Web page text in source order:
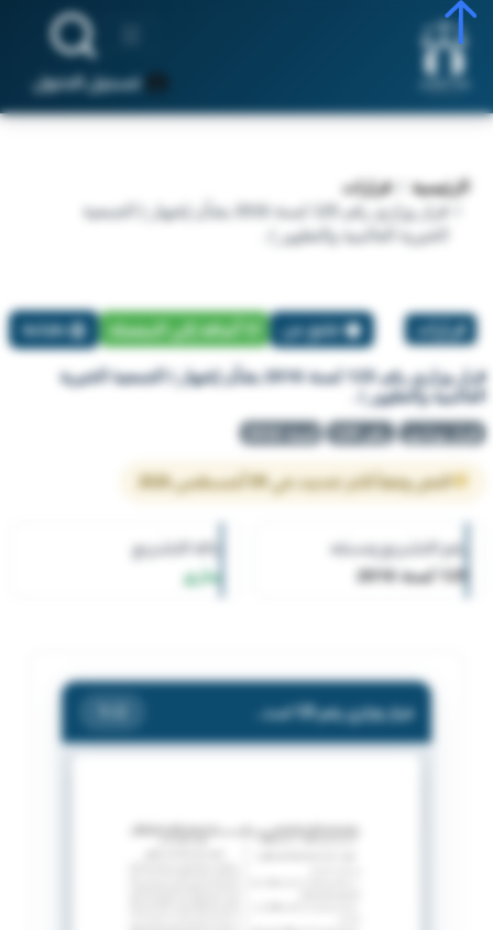
تسجيل الدخول
الرئيسية
قرارات
قرار وزاري رقم 125 لسنة 2016 بشأن إشهار ( الجمعية
الخيرية العالمية والتطوير ) .
قرارات تبليغ عن أضافة إلي المفضلة طباعة
قرار وزاري رقم 125 لسنة 2016 بشأن إشهار ( الجمعية الخيرية
العالمية والتطوير ) .
قرار وزاري رقم 125 لسنة 2016
النص وفقاً لآخر تحديث في 09 أغسطس 2026
رقم التشريع وسنته
125 لسنة 2016
حالة التشريع
ساري